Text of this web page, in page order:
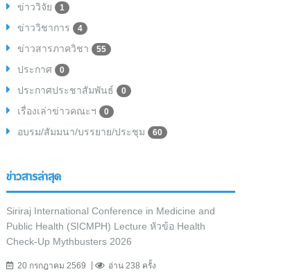
ข่าววิจัย 1
ข่าววิชาการ 4
ข่าวสารภาควิชา 55
ประกาศ 0
ประกาศประชาสัมพันธ์ 0
เรื่องเล่าข่าวคณะฯ 0
อบรม/สัมมนา/บรรยาย/ประชุม 60
ข่าวสารล่าสุด
Siriraj International Conference in Medicine and
Public Health (SICMPH) Lecture หัวข้อ Health
Check-Up Mythbusters 2026
20 กรกฎาคม 2569 อ่าน 238 ครั้ง